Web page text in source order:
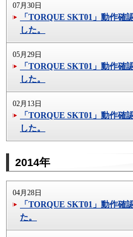
07月30日
「TORQUE SKT01」動作確
した。
05月29日
「TORQUE SKT01」動作確
した。
02月13日
「TORQUE SKT01」動作確
した。
2014年
04月28日
「TORQUE SKT01」動作確
た。